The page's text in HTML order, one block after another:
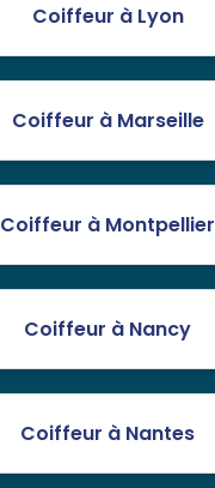
Coiffeur à Lyon
Coiffeur à Marseille
Coiffeur à Montpellier
Coiffeur à Nancy
Coiffeur à Nantes